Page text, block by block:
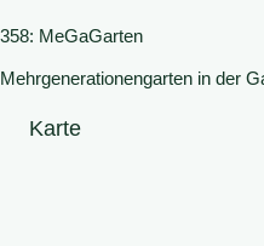
358: MeGaGarten
Mehrgenerationengarten in der
Karte